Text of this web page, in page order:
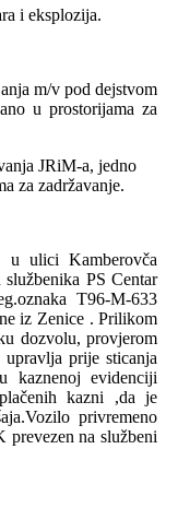
i eksplozija.
m/v pod dejstvom
u prostorijama za
JRiM-a, jedno
za zadržavanje.
u ulici Kamberovča
PS Centar
T96-M-633
iz Zenice . Prilikom
dozvolu, provjerom
prije sticanja
kaznenoj evidenciji
kazni ,da je
Vozilo privremeno
na službeni